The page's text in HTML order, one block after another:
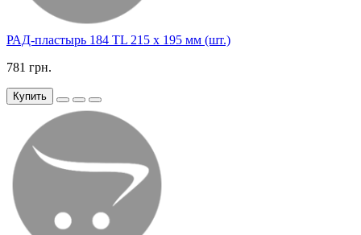
РАД-пластырь 184 TL 215 х 195 мм (шт.)
781 грн.
Купить